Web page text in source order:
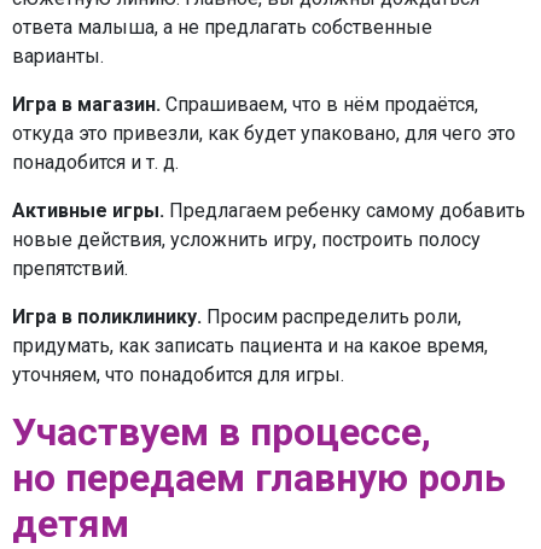
ответа малыша, а не предлагать собственные
варианты.
Игра в магазин. Спрашиваем, что в нём продаётся,
откуда это привезли, как будет упаковано, для чего это
понадобится и т. д.
Активные игры. Предлагаем ребенку самому добавить
новые действия, усложнить игру, построить полосу
препятствий.
Игра в поликлинику. Просим распределить роли,
придумать, как записать пациента и на какое время,
уточняем, что понадобится для игры.
Участвуем в процессе,
но передаем главную роль
детям